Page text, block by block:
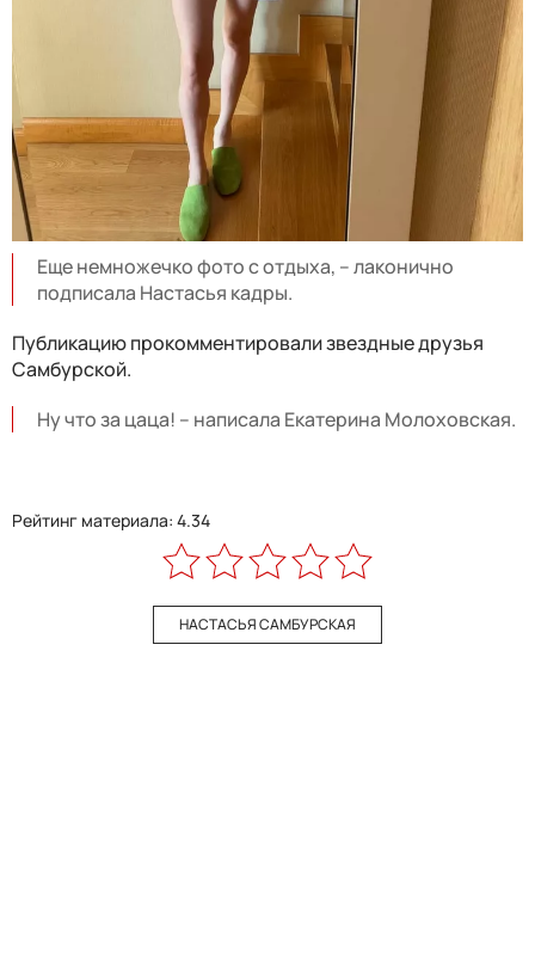
Еще немножечко фото с отдыха, – лаконично
подписала Настасья кадры.
Публикацию прокомментировали звездные друзья
Самбурской.
Ну что за цаца! – написала Екатерина Молоховская.
Рейтинг материала: 4.34
НАСТАСЬЯ САМБУРСКАЯ